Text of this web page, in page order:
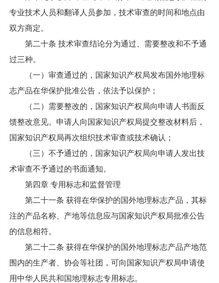
专业技术人员和翻译人员参加，技术审查的时间和地点由
双方商定。
第二十条 技术审查结论分为通过、需要整改和不予通
过三种。
（一）审查通过的，国家知识产权局发布国外地理标
志产品在华保护批准公告，依法予以保护；
（二）需要整改的，国家知识产权局向申请人书面反
馈整改意见。申请人向国家知识产权局提交整改材料后，
国家知识产权局再次组织技术审查或技术确认；
（三）不予通过的，国家知识产权局向申请人发出技
术审查不予通过的书面通知。
第四章 专用标志和监督管理
第二十一条 获得在华保护的国外地理标志产品，其标
注的产品名称、产地等信息应与国家知识产权局批准公告
的信息相符。
第二十二条 获得在华保护的国外地理标志产品产地范
围内的生产者、协会等社团，可向国家知识产权局申请使
用中华人民共和国地理标志专用标志。